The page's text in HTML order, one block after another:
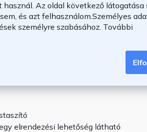
Az oldal következő látogatása
és azt felhasználom.Személyes
személyre szabásához. További
a funkcionalitást és a tartósságot,
elrendezési lehetőség látható